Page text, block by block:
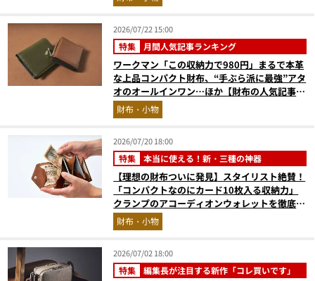
2026/07/22 15:00
特集 月間人気記事ランキング
ワークマン「この収納力で980円」まるで本革
な上品コンパクト財布、“手ぶら派に最強”アタ
オのオールインワン…ほか【財布の人気記事ラ
ンキングベスト3】（2026年6月版）
財布・小物
2026/07/20 18:00
特集 本当に使える！新・三種の神器
【理想の財布ついに発見】スタイリスト絶賛！
「コンパクトなのにカード10枚入る収納力」
クランプのアコーディオンウォレットを徹底レ
ビュー。使い込むほどにツヤが出るプエブロレ
ザーも優秀
財布・小物
2026/07/02 18:00
特集 編集長が注目する新作「コレ買いです」